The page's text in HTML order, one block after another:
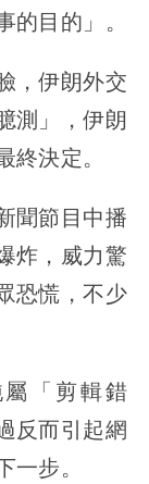
目的」。
，伊朗外交
測」，伊朗
決定。
聞節目中播
炸，威力驚
恐慌，不少
「剪輯錯
反而引起網
步。